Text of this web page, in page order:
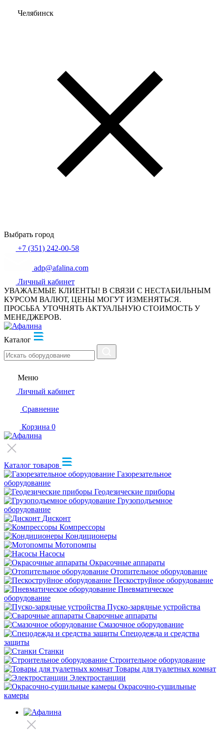
Челябинск
Выбрать город
+7 (351) 242-00-58
adp@afalina.com
Личный кабинет
УВАЖАЕМЫЕ КЛИЕНТЫ! В СВЯЗИ С НЕСТАБИЛЬНЫМ
КУРСОМ ВАЛЮТ, ЦЕНЫ МОГУТ ИЗМЕНЯТЬСЯ.
ПРОСЬБА УТОЧНЯТЬ АКТУАЛЬНУЮ СТОИМОСТЬ У
МЕНЕДЖЕРОВ.
Каталог
Меню
Личный кабинет
Сравнение
Корзина 0
Каталог товаров
Газорезательное
оборудование
Геодезические приборы
Грузоподъемное
оборудование
Дисконт
Компрессоры
Кондиционеры
Мотопомпы
Насосы
Окрасочные аппараты
Отопительное оборудование
Пескоструйное оборудование
Пневматическое
оборудование
Пуско-зарядные устройства
Сварочные аппараты
Смазочное оборудование
Спецодежда и средства
защиты
Станки
Строительное оборудование
Товары для туалетных комнат
Электростанции
Окрасочно-сушильные
камеры